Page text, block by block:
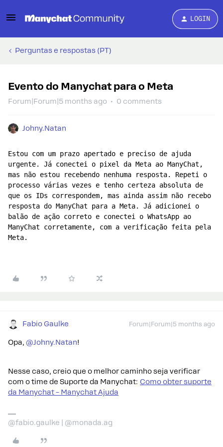
LOGIN
Perguntas e respostas (PT)
Evento do Manychat para o Meta
Forum|Forum|5 months ago 0 comments
Johny.Natan
Estou com um prazo apertado e preciso de ajuda
urgente. Já conectei o pixel da Meta ao ManyChat,
mas não estou recebendo nenhuma resposta. Repeti o
processo várias vezes e tenho certeza absoluta de
que os IDs correspondem, mas ainda assim não recebo
resposta do ManyChat para a Meta. Já adicionei o
balão de ação correto e conectei o WhatsApp ao
ManyChat corretamente, com a verificação feita pela
Meta.
Fabio Gaulke Forum|Forum|5 months ago
Opa, ​ @Johny.Natan!
Nesse caso, creio que o melhor caminho seja verificar
com o time de Suporte da Manychat: Como obter suporte
da Manychat – Manychat Ajuda
@fabio.gaulke | @monada.ag